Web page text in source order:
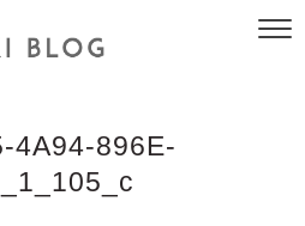
4A94-896E-